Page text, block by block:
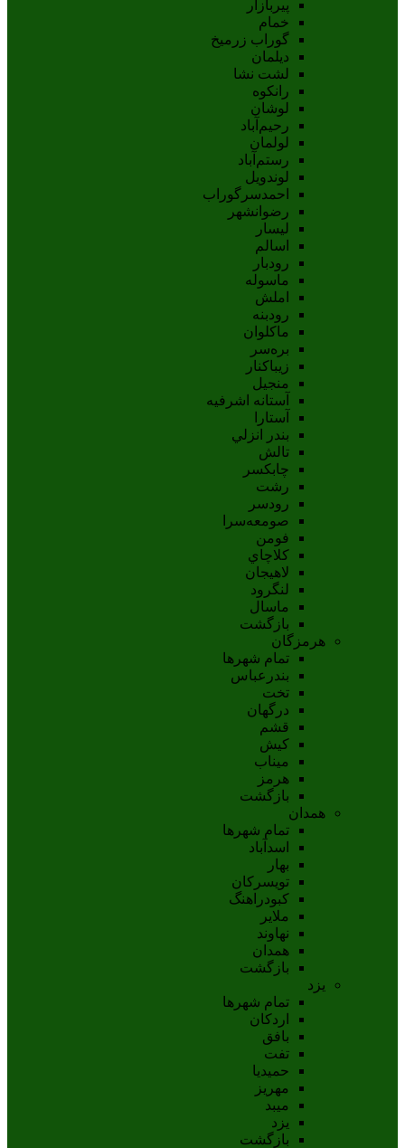
پیربازار
خمام
گوراب زرمیخ
دیلمان
لشت نشا
رانکوه
لوشان
رحیم‌آباد
لولمان
رستم‌آباد
لوندویل
احمدسرگوراب
رضوانشهر
لیسار
اسالم
رودبار
ماسوله
املش
رودبنه
ماکلوان
بره‌سر
زیباکنار
منجیل
آستانه اشرفيه
آستارا
بندر انزلي
تالش
چابکسر
رشت
رودسر
صومعه‌سرا
فومن
کلاچاي
لاهيجان
لنگرود
ماسال
بازگشت
هرمزگان
تمام شهر‌ها
بندرعباس
تخت
درگهان
قشم
کيش
ميناب
هرمز
بازگشت
همدان
تمام شهر‌ها
اسدآباد
بهار
تويسرکان
کبودراهنگ
ملاير
نهاوند
همدان
بازگشت
یزد
تمام شهر‌ها
اردکان
بافق
تفت
حميديا
مهریز
ميبد
يزد
بازگشت